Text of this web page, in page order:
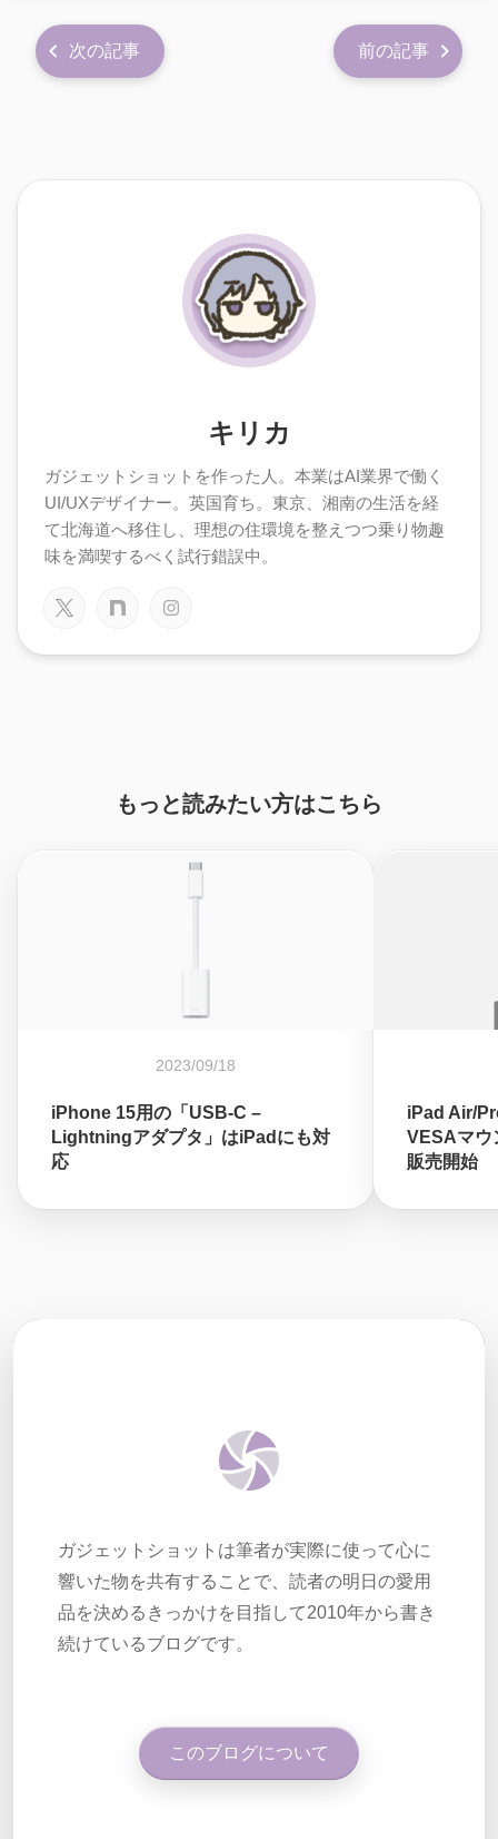
次の記事 前の記事
キリカ
ガジェットショットを作った人。本業はAI業界で働く
UI/UXデザイナー。英国育ち。東京、湘南の生活を経
て北海道へ移住し、理想の住環境を整えつつ乗り物趣
味を満喫するべく試行錯誤中。
もっと読みたい方はこちら
2023/09/18
iPhone 15用の「USB-C –
Lightningアダプタ」はiPadにも対
応
iPad Air/
VESAマウ
販売開始
ガジェットショットは筆者が実際に使って心に
響いた物を共有することで、読者の明日の愛用
品を決めるきっかけを目指して2010年から書き
続けているブログです。
このブログについて